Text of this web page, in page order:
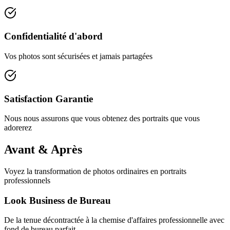
Confidentialité d'abord
Vos photos sont sécurisées et jamais partagées
Satisfaction Garantie
Nous nous assurons que vous obtenez des portraits que vous
adorerez
Avant & Après
Voyez la transformation de photos ordinaires en portraits
professionnels
Look Business de Bureau
De la tenue décontractée à la chemise d'affaires professionnelle avec